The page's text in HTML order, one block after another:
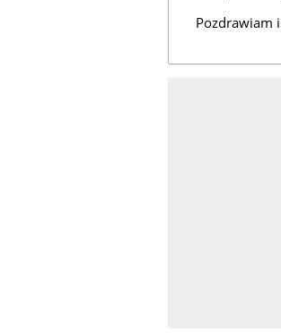
Pozdrawiam